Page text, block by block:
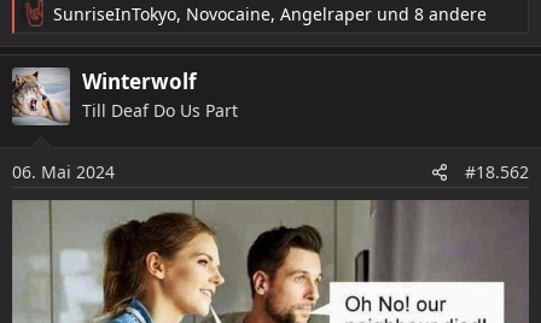
R
e
a
k
t
n
e
SunriseInTokyo, Novocaine, Angelraper und 8 andere
Winterwolf
Till Deaf Do Us Part
06. Mai 2024 #18.562